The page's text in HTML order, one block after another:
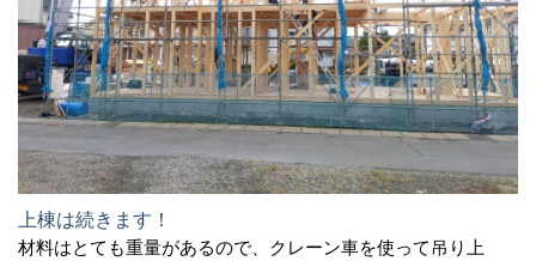
上棟は続きます！
材料はとても重量があるので、クレーン車を使って吊り上